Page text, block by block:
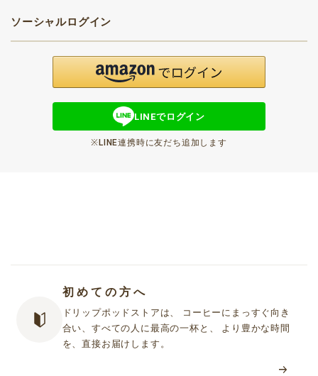
ソーシャルログイン
LINEでログイン
※LINE連携時に友だち追加します
初めての方へ
ドリップポッドストアは、 コーヒーにまっすぐ向き
合い、すべての人に最高の一杯と、 より豊かな時間
を、直接お届けします。